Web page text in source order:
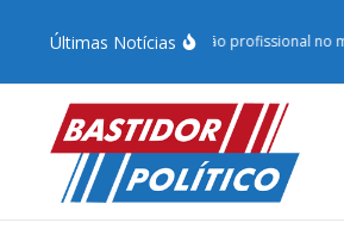
Últimas Notícias
e fortalece qualificação profissional no